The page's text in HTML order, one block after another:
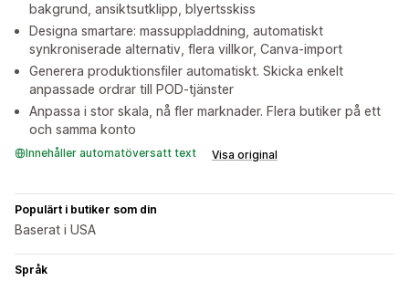
bakgrund, ansiktsutklipp, blyertsskiss
Designa smartare: massuppladdning, automatiskt
synkroniserade alternativ, flera villkor, Canva-import
Generera produktionsfiler automatiskt. Skicka enkelt
anpassade ordrar till POD-tjänster
Anpassa i stor skala, nå fler marknader. Flera butiker på ett
och samma konto
Innehåller automatöversatt text Visa original
Populärt i butiker som din
Baserat i USA
Språk